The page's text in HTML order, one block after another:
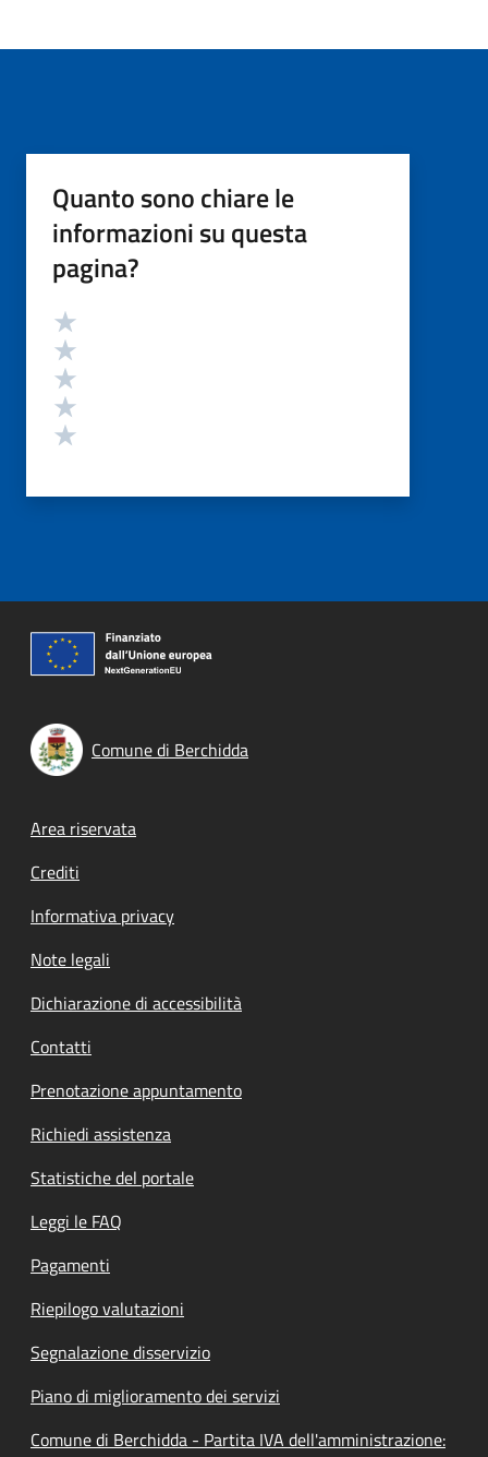
Quanto sono chiare le
informazioni su questa
pagina?
Valutazione
Comune di Berchidda
Footer menu
Area riservata
Crediti
Informativa privacy
Note legali
Dichiarazione di accessibilità
Contatti
Prenotazione appuntamento
Richiedi assistenza
Statistiche del portale
Leggi le FAQ
Pagamenti
Riepilogo valutazioni
Segnalazione disservizio
Piano di miglioramento dei servizi
Comune di Berchidda - Partita IVA dell'amministrazione: